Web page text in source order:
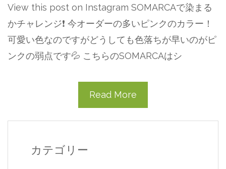
View this post on Instagram SOMARCAで染まる
かチャレンジ❗️ 今オーダーの多いピンクのカラー！
可愛い色なのですがどうしても色落ちが早いのがピ
ンクの弱点です💦 こちらのSOMARCAはシ
Read More
カテゴリー